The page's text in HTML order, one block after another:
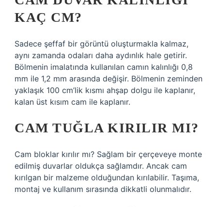
KAÇ CM?
Sadece şeffaf bir görüntü oluşturmakla kalmaz,
aynı zamanda odaları daha aydınlık hale getirir.
Bölmenin imalatında kullanılan camın kalınlığı 0,8
mm ile 1,2 mm arasında değişir. Bölmenin zeminden
yaklaşık 100 cm’lik kısmı ahşap dolgu ile kaplanır,
kalan üst kısım cam ile kaplanır.
CAM TUĞLA KIRILIR MI?
Cam bloklar kırılır mı? Sağlam bir çerçeveye monte
edilmiş duvarlar oldukça sağlamdır. Ancak cam
kırılgan bir malzeme olduğundan kırılabilir. Taşıma,
montaj ve kullanım sırasında dikkatli olunmalıdır.